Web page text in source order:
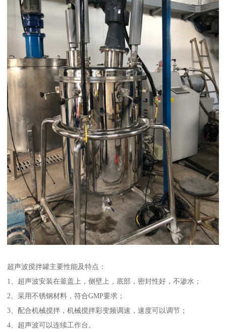
超声波搅拌罐主要性能及特点：
1、超声波安装在釜盖上，侧壁上，底部，密封性好，不渗水；
2、采用不锈钢材料，符合GMP要求；
3、配合机械搅拌，机械搅拌彩变频调速，速度可以调节；
4、超声波可以连续工作台。